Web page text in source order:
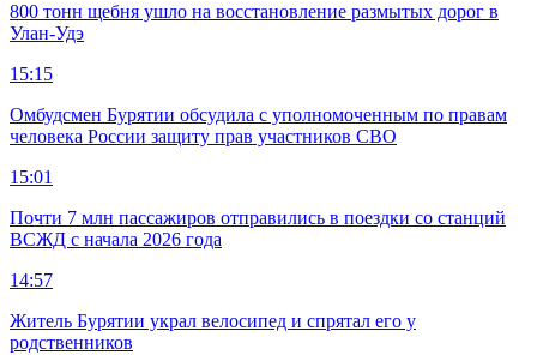
800 тонн щебня ушло на восстановление размытых дорог в
Улан-Удэ
15:15
Омбудсмен Бурятии обсудила с уполномоченным по правам
человека России защиту прав участников СВО
15:01
Почти 7 млн пассажиров отправились в поездки со станций
ВСЖД с начала 2026 года
14:57
Житель Бурятии украл велосипед и спрятал его у
родственников